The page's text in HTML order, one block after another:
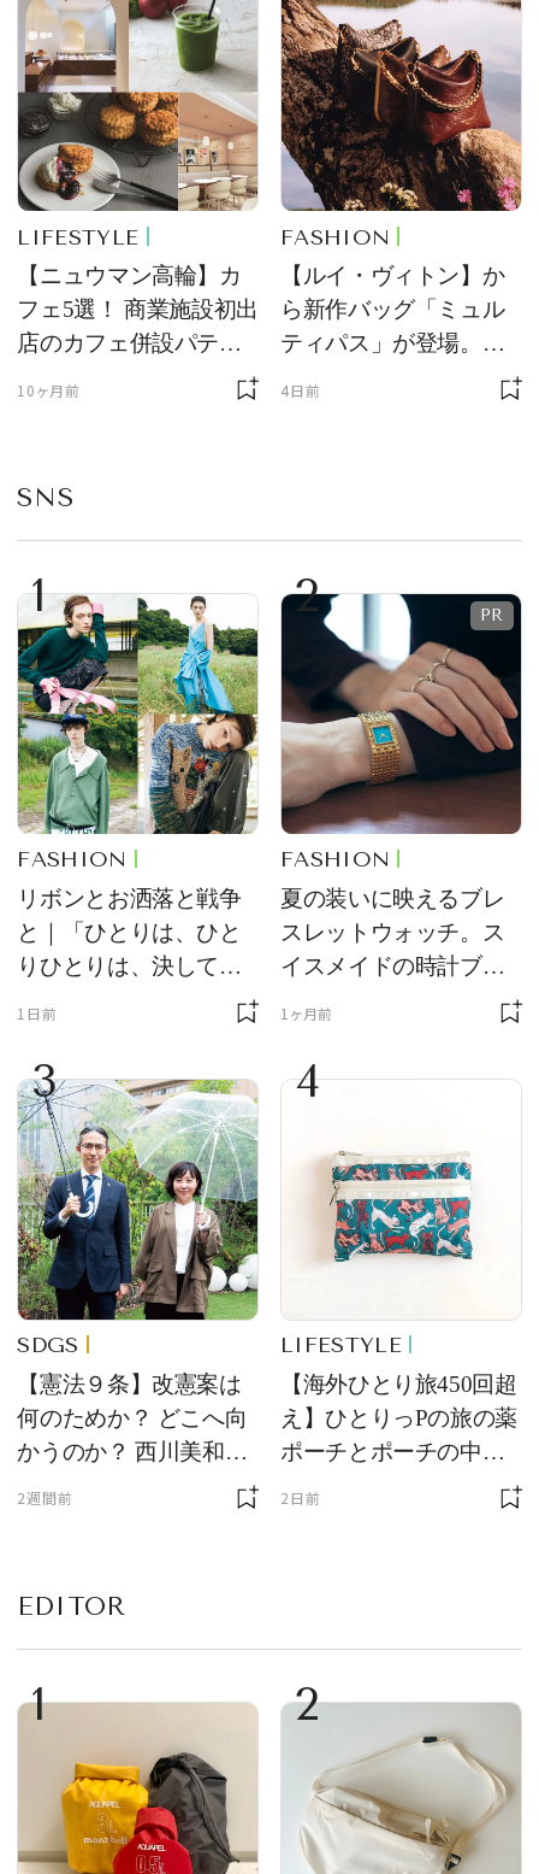
LIFESTYLE
【ニュウマン高輪】カ
フェ5選！ 商業施設初出
店のカフェ併設パティ
スリーやジェラテリア
10ヶ月前
FASHION
【ルイ・ヴィトン】か
ら新作バッグ「ミュル
ティパス」が登場。ミ
ニサイズもラインナッ
4日前
SNS
1
FASHION
リボンとお洒落と戦争
と｜「ひとりは、ひと
りひとりは、決して無
力ではない。」小林エ
1日前
2
FASHION
夏の装いに映えるブレ
スレットウォッチ。ス
イスメイドの時計ブラ
ンド【フレデリック・
をレビュー。【それい
け！ 良品ハンター】
1ヶ月前
3
SDGS
【憲法９条】改憲案は
何のためか？ どこへ向
かうのか？ 西川美和さ
んと木村草太さんが読
2週間前
4
LIFESTYLE
【海外ひとり旅450回超
え】ひとりっPの旅の薬
ポーチとポーチの中身
を初公開！ 本当に使え
2日前
EDITOR
1 2